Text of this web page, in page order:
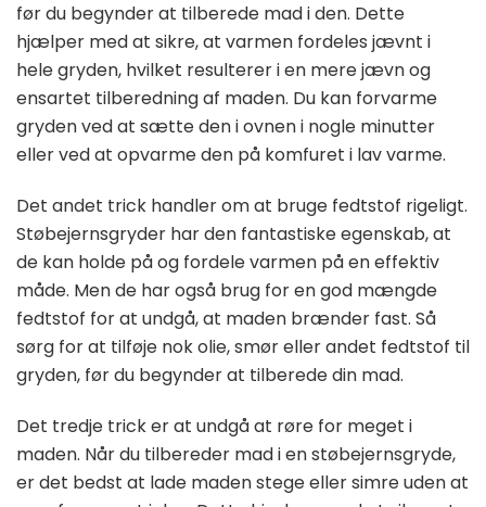
før du begynder at tilberede mad i den. Dette
hjælper med at sikre, at varmen fordeles jævnt i
hele gryden, hvilket resulterer i en mere jævn og
ensartet tilberedning af maden. Du kan forvarme
gryden ved at sætte den i ovnen i nogle minutter
eller ved at opvarme den på komfuret i lav varme.
Det andet trick handler om at bruge fedtstof rigeligt.
Støbejernsgryder har den fantastiske egenskab, at
de kan holde på og fordele varmen på en effektiv
måde. Men de har også brug for en god mængde
fedtstof for at undgå, at maden brænder fast. Så
sørg for at tilføje nok olie, smør eller andet fedtstof til
gryden, før du begynder at tilberede din mad.
Det tredje trick er at undgå at røre for meget i
maden. Når du tilbereder mad i en støbejernsgryde,
er det bedst at lade maden stege eller simre uden at